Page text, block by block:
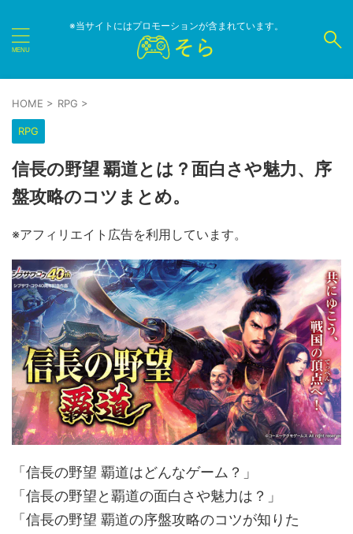
※当サイトにはプロモーションが含まれています。
HOME > RPG >
RPG
信長の野望 覇道とは？面白さや魅力、序
盤攻略のコツまとめ。
※アフィリエイト広告を利用しています。
「信長の野望 覇道はどんなゲーム？」
「信長の野望と覇道の面白さや魅力は？」
「信長の野望 覇道の序盤攻略のコツが知りた